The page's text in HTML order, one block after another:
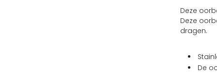
Deze
Deze
dragen.
De